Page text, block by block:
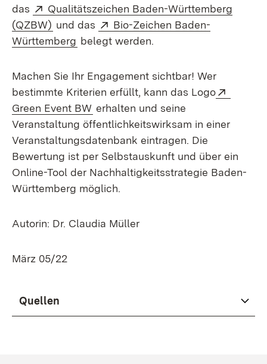
das
Extern:
Qualitätszeichen Baden-Württemberg
(QZBW) (Öffnet in neuem Fenster)
und das Extern:
Bio-Zeichen Baden-
Württemberg (Öffnet in neuem Fenster)
belegt werden.
Machen Sie Ihr Engagement sichtbar! Wer
bestimmte Kriterien erfüllt, kann das Logo
Green Event BW (Öffnet in neuem Fenster)
erhalten und seine
Veranstaltung öffentlichkeitswirksam in einer
Veranstaltungsdatenbank eintragen. Die
Bewertung ist per Selbstauskunft und über ein
Online-Tool der Nachhaltigkeitsstrategie Baden-
Württemberg möglich.
Autorin: Dr. Claudia Müller
März 05/22
Quellen